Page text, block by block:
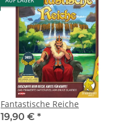
Fantastische Reiche
19,90 € *